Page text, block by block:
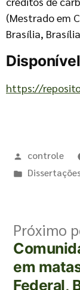
(Mestrado em
Brasília,
https://
controle
Próximo
em
Federal,